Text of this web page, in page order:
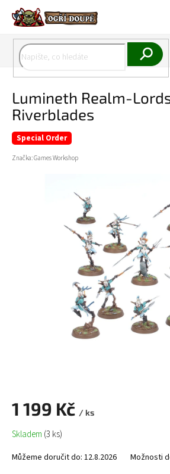
obsah
Lumineth Realm-
Riverblades
Special Order
Značka:Games Workshop
1 199 Kč / ks
Měrná
cena:
Skladem (3 ks)
Můžeme doručit do: 12.8.2026 Možnosti